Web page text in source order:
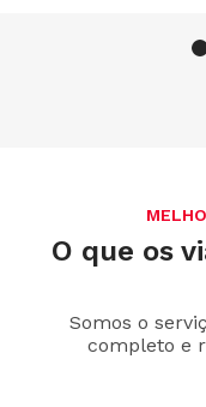
O que os
Somos o
completo e